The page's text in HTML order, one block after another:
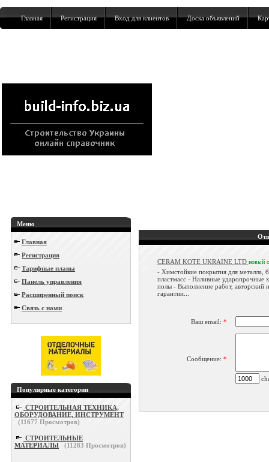
Главная Регистрация Вход для клиентов Доска объявлений
Меню
Главная
Регистрация
Тарифные планы
Панель управления
Расширенный поиск
Связь с нами
Популярные категории
СТРОИТЕЛЬНАЯ ТЕХНИКА,
ОБОРУДОВАНИЕ, ИНСТРУМЕНТ
(11677 Просмотров)
СТРОИТЕЛЬНЫЕ
МАТЕРИАЛЫ
(11283 Просмотров)
CERAM KOTE UKRAINE LTD новый
- Химстойкие покрытия для металла,
пластмасс - Наливные ударопрочные
полы - Выполнение работ, авторский
гарантии...
Ваш email: *
Сообщение: *